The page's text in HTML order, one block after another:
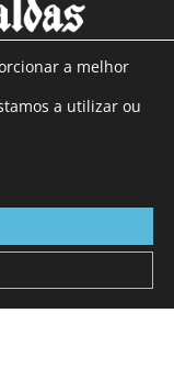
de 90 anos de
leitores por
em Portugal
a melhor
a utilizar ou